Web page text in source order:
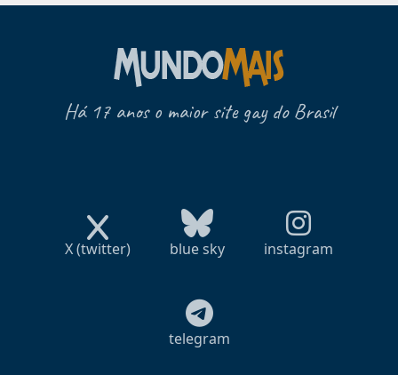
Há 17 anos o maior site gay do Brasil
X (twitter) blue sky instagram
telegram